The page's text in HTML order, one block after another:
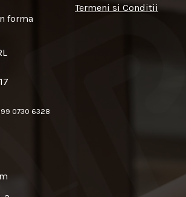
forma
0730 6328
Termeni si Conditii